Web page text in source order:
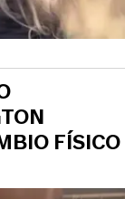
FÍSICO